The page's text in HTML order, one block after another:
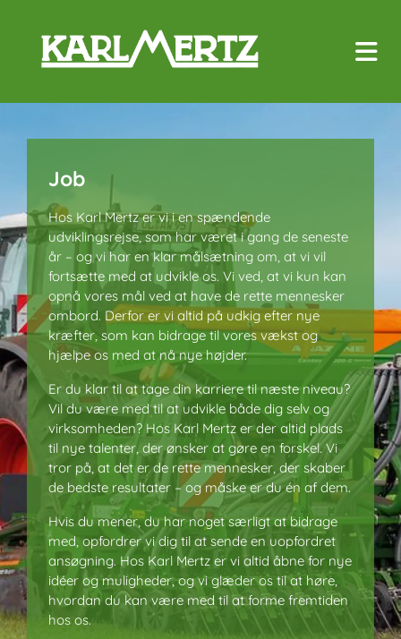
o
b
o
s
K
a
r
l
e
r
t
e
r
v
i
i
e
n
o
b
o
s
K
a
r
l
e
r
t
e
r
v
i
i
e
n
Job
Hos Karl Mertz er vi i en spændende
udviklingsrejse, som har været i gang de seneste
år – og vi har en klar målsætning om, at vi vil
fortsætte med at udvikle os. Vi ved, at vi kun kan
opnå vores mål ved at have de rette mennesker
ombord. Derfor er vi altid på udkig efter nye
kræfter, som kan bidrage til vores vækst og
hjælpe os med at nå nye højder.
Er du klar til at tage din karriere til næste niveau?
Vil du være med til at udvikle både dig selv og
virksomheden? Hos Karl Mertz er der altid plads
til nye talenter, der ønsker at gøre en forskel. Vi
tror på, at det er de rette mennesker, der skaber
de bedste resultater – og måske er du én af dem.
Hvis du mener, du har noget særligt at bidrage
med, opfordrer vi dig til at sende en uopfordret
ansøgning. Hos Karl Mertz er vi altid åbne for nye
idéer og muligheder, og vi glæder os til at høre,
hvordan du kan være med til at forme fremtiden
hos os.
Job
Hos Karl Mertz er vi i en spændende
udviklingsrejse, som har været i gang de seneste
år – og vi har en klar målsætning om, at vi vil
fortsætte med at udvikle os. Vi ved, at vi kun kan
opnå vores mål ved at have de rette mennesker
ombord. Derfor er vi altid på udkig efter nye
kræfter, som kan bidrage til vores vækst og
hjælpe os med at nå nye højder.
Er du klar til at tage din karriere til næste niveau?
Vil du være med til at udvikle både dig selv og
virksomheden? Hos Karl Mertz er der altid plads
til nye talenter, der ønsker at gøre en forskel. Vi
tror på, at det er de rette mennesker, der skaber
de bedste resultater – og måske er du én af dem.
Hvis du mener, du har noget særligt at bidrage
med, opfordrer vi dig til at sende en uopfordret
ansøgning. Hos Karl Mertz er vi altid åbne for nye
idéer og muligheder, og vi glæder os til at høre,
hvordan du kan være med til at forme fremtiden
hos os.